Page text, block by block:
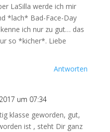
LaSilla werde ich mir
*lach* Bad-Face-Day
ich nur zu gut… das
so *kicher*. Liebe
Antworten
um 07:34
klasse geworden, gut,
ist , steht Dir ganz